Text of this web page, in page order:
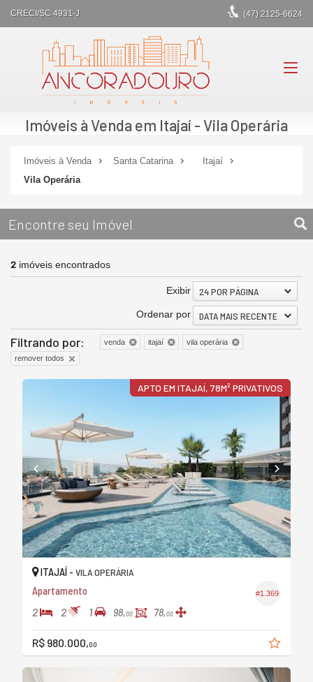
CRECI/SC 4931-J (47) 2125-6624
Imóveis à Venda em Itajaí - Vila Operária
Imóveis à Venda Santa Catarina
Itajaí
Vila Operária
Encontre seu Imóvel
2 imóveis encontrados
Exibir 24 POR PÁGINA
Ordenar por DATA MAIS RECENTE
Filtrando por: venda itajaí
vila operária
remover todos
APTO EM ITAJAÍ, 78M² PRIVATIVOS
#1.369
ITAJAÍ - VILA OPERÁRIA
Apartamento
2 2 1 98,00 78,00
R$ 980.000,00